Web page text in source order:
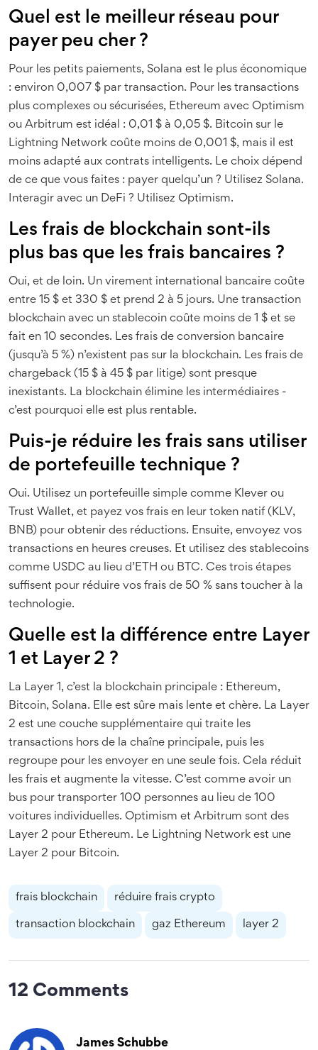
Quel est le meilleur réseau pour
payer peu cher ?
Pour les petits paiements, Solana est le plus économique
: environ 0,007 $ par transaction. Pour les transactions
plus complexes ou sécurisées, Ethereum avec Optimism
ou Arbitrum est idéal : 0,01 $ à 0,05 $. Bitcoin sur le
Lightning Network coûte moins de 0,001 $, mais il est
moins adapté aux contrats intelligents. Le choix dépend
de ce que vous faites : payer quelqu’un ? Utilisez Solana.
Interagir avec un DeFi ? Utilisez Optimism.
Les frais de blockchain sont-ils
plus bas que les frais bancaires ?
Oui, et de loin. Un virement international bancaire coûte
entre 15 $ et 330 $ et prend 2 à 5 jours. Une transaction
blockchain avec un stablecoin coûte moins de 1 $ et se
fait en 10 secondes. Les frais de conversion bancaire
(jusqu’à 5 %) n’existent pas sur la blockchain. Les frais de
chargeback (15 $ à 45 $ par litige) sont presque
inexistants. La blockchain élimine les intermédiaires -
c’est pourquoi elle est plus rentable.
Puis-je réduire les frais sans utiliser
de portefeuille technique ?
Oui. Utilisez un portefeuille simple comme Klever ou
Trust Wallet, et payez vos frais en leur token natif (KLV,
BNB) pour obtenir des réductions. Ensuite, envoyez vos
transactions en heures creuses. Et utilisez des stablecoins
comme USDC au lieu d’ETH ou BTC. Ces trois étapes
suffisent pour réduire vos frais de 50 % sans toucher à la
technologie.
Quelle est la différence entre Layer
1 et Layer 2 ?
La Layer 1, c’est la blockchain principale : Ethereum,
Bitcoin, Solana. Elle est sûre mais lente et chère. La Layer
2 est une couche supplémentaire qui traite les
transactions hors de la chaîne principale, puis les
regroupe pour les envoyer en une seule fois. Cela réduit
les frais et augmente la vitesse. C’est comme avoir un
bus pour transporter 100 personnes au lieu de 100
voitures individuelles. Optimism et Arbitrum sont des
Layer 2 pour Ethereum. Le Lightning Network est une
Layer 2 pour Bitcoin.
frais blockchain réduire frais crypto
transaction blockchain gaz Ethereum layer 2
12 Comments
James Schubbe